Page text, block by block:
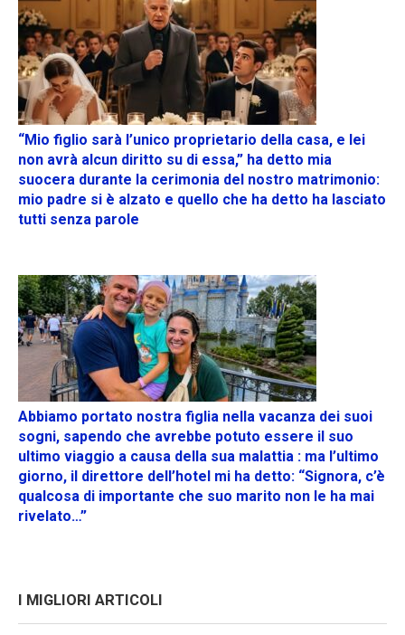
“Mio figlio sarà l’unico proprietario della casa, e lei
non avrà alcun diritto su di essa,” ha detto mia
suocera durante la cerimonia del nostro matrimonio:
mio padre si è alzato e quello che ha detto ha lasciato
tutti senza parole
Abbiamo portato nostra figlia nella vacanza dei suoi
sogni, sapendo che avrebbe potuto essere il suo
ultimo viaggio a causa della sua malattia : ma l’ultimo
giorno, il direttore dell’hotel mi ha detto: “Signora, c’è
qualcosa di importante che suo marito non le ha mai
rivelato…”
I MIGLIORI ARTICOLI